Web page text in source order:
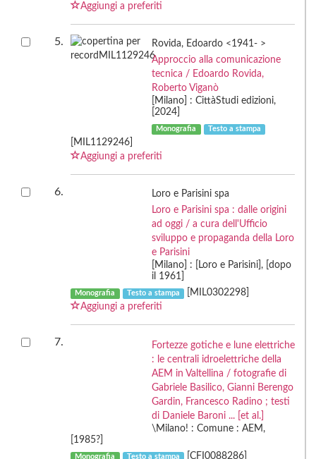
Aggiungi a preferiti
5.
Rovida, Edoardo <1941- >
Approccio alla comunicazione
tecnica / Edoardo Rovida,
Roberto Viganò
[Milano] : CittàStudi edizioni,
[2024]
Monografia Testo a stampa
[MIL1129246]
Aggiungi a preferiti
6.
Loro e Parisini spa
Loro e Parisini spa : dalle origini
ad oggi / a cura dell'Ufficio
sviluppo e propaganda della Loro
e Parisini
[Milano] : [Loro e Parisini], [dopo
il 1961]
Monografia Testo a stampa
[MIL0302298]
Aggiungi a preferiti
7.
Fortezze gotiche e lune elettriche
: le centrali idroelettriche della
AEM in Valtellina / fotografie di
Gabriele Basilico, Gianni Berengo
Gardin, Francesco Radino ; testi
di Daniele Baroni ... [et al.]
\Milano! : Comune : AEM,
[1985?]
Monografia Testo a stampa
[CFI0088286]